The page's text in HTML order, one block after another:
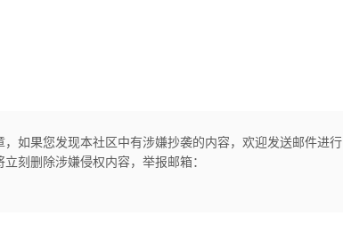
，如果您发现本社区中有涉嫌抄袭的内容，欢迎发送邮件进行
刻删除涉嫌侵权内容，举报邮箱：